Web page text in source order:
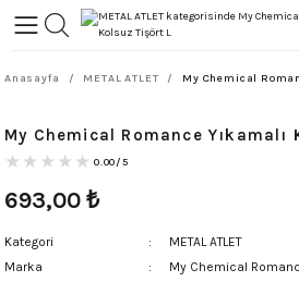
Geri Dön
ROCK
Geri Dön
Anasayfa METAL ATLET My Chemical
My Chemical Romance
0.00/5
693,00 ₺
Kategori
METAL ATLET
Marka
My Chemical